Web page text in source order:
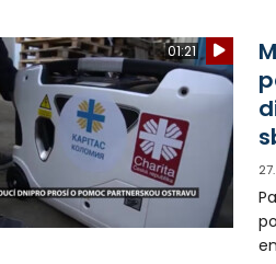
01:21